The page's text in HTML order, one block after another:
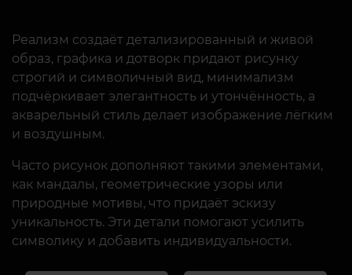
Реализм создаёт детализированный и живой
образ, графика и дотворк придают рисунку
строгий и символичный вид, минимализм
подчёркивает элегантность и утончённость, а
акварельный стиль делает изображение лёгким
и воздушным.
Часто рисунок дополняют такими элементами,
как мандалы, геометрические узоры или
природные мотивы, что придаёт эскизу
уникальность. Эти детали помогают усилить
символику и добавить индивидуальности.